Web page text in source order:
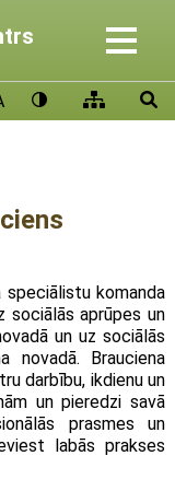
komanda
sociālās aprūpes un
un uz sociālās
novadā. Brauciena
darbību, ikdienu un
un pieredzi savā
prasmes un
labās prakses